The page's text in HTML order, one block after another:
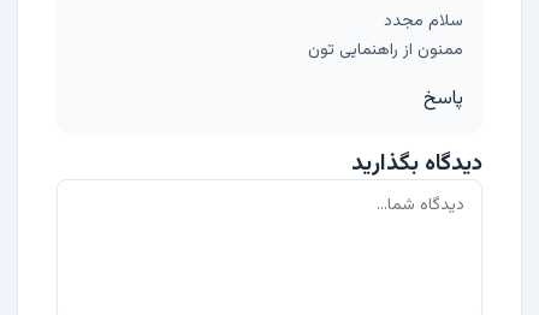
سلام مجدد
ممنون از راهنمایی تون
پاسخ
دیدگاه بگذارید